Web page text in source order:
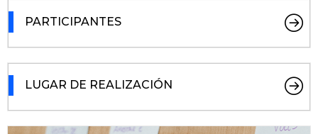
PARTICIPANTES
LUGAR DE REALIZACIÓN